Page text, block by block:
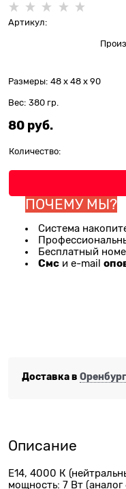
Артикул:
Размеры: 48 x 48 x 90
Вес: 380 гр.
80 руб.
Количество:
ПОЧЕМУ МЫ?
Система
Бесплатный
Смс и e-mail
Доставка в Оренбург
Описание
Е14, 4000 К
мощность: 7 Вт